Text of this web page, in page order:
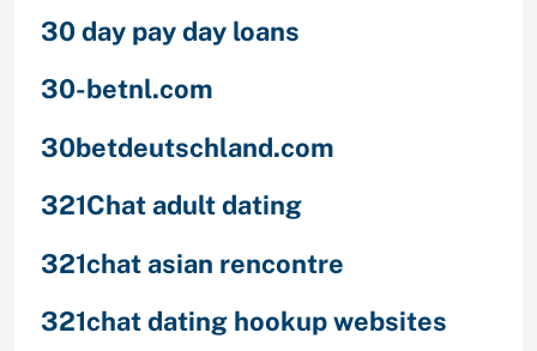
30 day pay day loans
30-betnl.com
30betdeutschland.com
321Chat adult dating
321chat asian rencontre
321chat dating hookup websites